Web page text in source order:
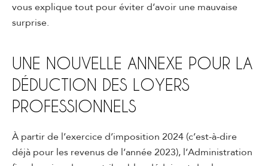
vous explique tout pour éviter d’avoir une mauvaise
surprise.
UNE NOUVELLE ANNEXE POUR LA
DÉDUCTION DES LOYERS
PROFESSIONNELS
À partir de l’exercice d’imposition 2024 (c’est-à-dire
déjà pour les revenus de l’année 2023), l’Administration